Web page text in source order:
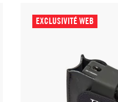
EXCLUSIVITÉ WEB